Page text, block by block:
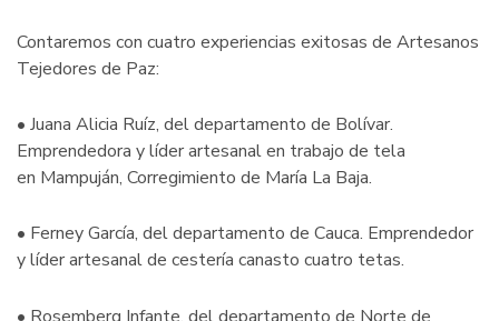
Contaremos con cuatro experiencias exitosas de Artesanos
Tejedores de Paz:
• Juana Alicia Ruíz, del departamento de Bolívar.
Emprendedora y líder artesanal en trabajo de tela
en Mampuján, Corregimiento de María La Baja.
• Ferney García, del departamento de Cauca. Emprendedor
y líder artesanal de cestería canasto cuatro tetas.